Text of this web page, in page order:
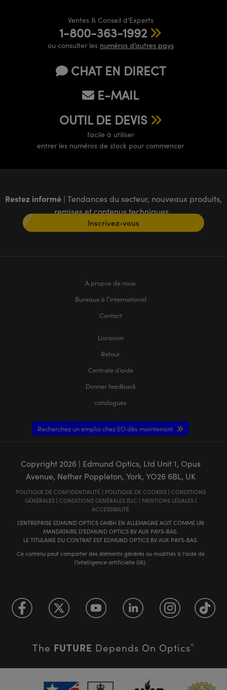
Ventes & Conseil d’Experts
1-800-363-1992
ou consulter les numéros d’autres pays
CHAT EN DIRECT
E-MAIL
OUTIL DE DEVIS
facile à utiliser
entrer les numéros de stock pour commencer
Restez informé | Tendances du secteur, nouveaux produits,
remises et contenus techniques
Inscrivez-vous
À propos de nous
Bureaux à l’international
Contact
Livraison
Retour
Centrale d’aide
Donner feedback
catalogues
Recherchez un emploi chez EO dès maintenant
Copyright 2026| Edmund Optics, Ltd Unit 1, Opus
Avenue, Nether Poppleton, York, YO26 6BL, UK
POLITIQUE DE CONFIDENTIALITÉ| POLITIQUE DE COOKIES| CONDITIONS
GÉNÈRALES| CONDITIONS GÉNÈRALES B2C | MENTIONS LÉGALES|
ACCESSIBILITÉ
L'ENTREPRISE EDMUND OPTICS GMBH EN ALLEMAGNE AGIT COMME UN
MANDATAIRE D'EDMUND OPTICS BV AUX PAYS-BAS.
LE TITULAIRE DU CONTRAT EST EDMUND OPTICS BV AUX PAYS-BAS.
Ce contenu peut comporter des éléments générés ou modifiés à l'aide de
l'intelligence artificielle (IA).
The FUTURE Depends On Optics®